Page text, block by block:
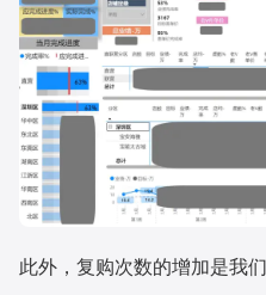
此外，复购次数的增加是我